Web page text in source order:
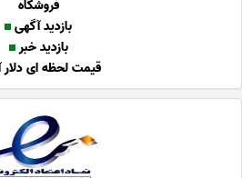
فروشگاه
بازدید آگهی
بازدید خبر
قیمت لحظه ای دلار